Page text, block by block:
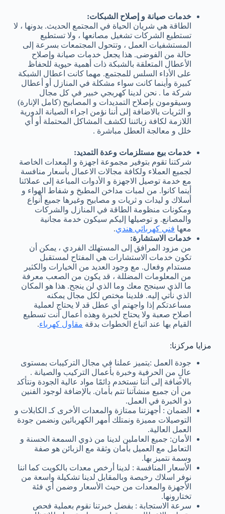
خدمات صيانة و إصلاح الشبكات:
الطاقة هي شريان الحياة في المجتمع الحديث. بدونها ، لا
تستطيع الشركات تشغيل مصانعها ، ولا تستطيع
المستشفيات العمل ، وتتحول المجتمعات بسرعة إلى
حالة من الفوضى. هذا يجعل خدمات صيانة وإصلاح
الأعطال المتعلقة بالشبكة ذات أهمية حيوية للحفاظ
على الأداء السلس للمجتمع. مهما كانت اعطال الشبكة
كبيرة وأينما كانت سواء مشكلة في المنازل أو أعطال
شركة ما . نحن لدينا كهربجي خبير في كل مجال
وسيقومون بإصلاح التمديدات و المصابيح (كامل الإنارة)
و الثريات بالاضافة إلى أننا نؤمن اجراء الصيانة الدورية
اللازمة لكافة زبائننا لكشف المشاكل المحتملة أو أي
خلل و معالجة العطل مباشرة .
خدمات بيع مستلزمات وعدة التمديد:
شركتنا تقوم بتوفير مجموعة اجهزة و المعدات الخاصة
لجميع العملاء ولكافة مجالات الاعمال بأسعار منافسة
مع خدمة توصيل الاجهزة و الأدوات المباعة إلى عملائنا
أينما كانوا. من لمبات مداخن المطبخ و شفاط الهواء و
أسلاك و ليدات و ثريات و مصابيح وغيرها جميع أنواع
ومكونات منظومة الطاقة في المنازل والشركات
والمصانع. و توصيلها إليكم سيكون خدمة مجانية
معها فني كهربائي هندي.
خدمات الاستشارة:
من مزود المرافق إلى المستهلك الفردي ، يمكن أن
تكون خدمات الاستشارات هي المفتاح لمستقبل
مستدام وفعال. مع وجود العديد من الخيارات والكثير
من المعلومات المضللة ، قد يكون من الصعب معرفة
ما الذي سينجح معك وما الذي لن ينجح. هذا هو المكان
الذي نأتي إليه. فلدينا مختص لكل مجال يمكنه
مساعدتكم إذا واجهتم أي عطل قد لا يحتاج لعملية
اصلاح صعبة ولا يحتاج لخبرة وهذه أعمال أنت تسطيع
القيام بها عند اتباع الخطوات بدقة مقاول كهرباء.
مزايا مركزنا:
جودة العمل :يتميز عملنا في مجال التركيبات بمستوى
عالٍ من الحرفية وخبرة بأعمال التركيب والصيانة .
بالاضافة إلى أننا نستخدم دائمًا مواد عالية الجودة ونتأكد
من أن جميع منشآتنا تتم بأمان. بالإضافة لوجود الفنين
ذو الخبرة في العمل.
الضمان : أجهزتنا ممتازة والمعدات الأخرى كـ الكابلات و
التوصيلات مميزة ونمتلك أمهر الكهربائين ونضمن جودة
العمل العالية.
الأمان: جميع العاملين لدينا من ذوي السمعة الحسنة و
التعامل مع العميل بأمان وثقة مع الزبائن هو صفة
وسمة نتميز بها.
الأسعار المنافسة : لدينا أرخص معدات بالكويت كما اننا
نوفر اسلاك رخيصة وبالمقابل لدينا تشكيلة واسعة من
الأجهزة والمعدات من حيث الأسعار وضمن أي فئة
تختارونها.
سرعة الاستجابة : بفضل خبرتنا نقوم بعملية فحص